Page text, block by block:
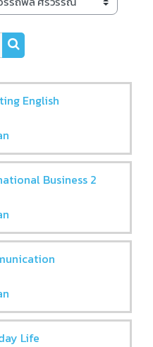
Search courses
English
Business 2
Life